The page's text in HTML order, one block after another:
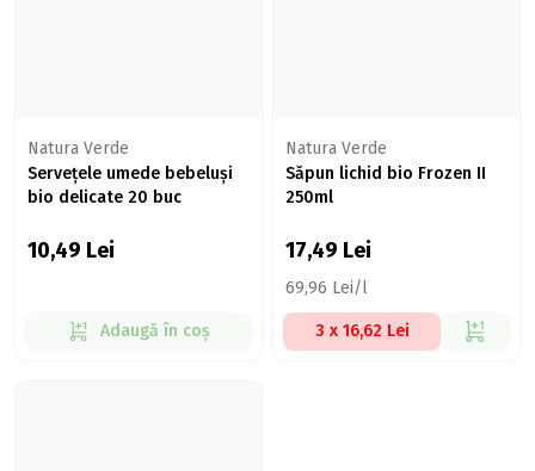
Natura Verde
Servețele umede bebeluși
bio delicate 20 buc
10,49 Lei
Adaugă în coș
Natura Verde
Săpun lichid bio Frozen II
250ml
17,49 Lei
69,96 Lei/l
3 x 16,62 Lei